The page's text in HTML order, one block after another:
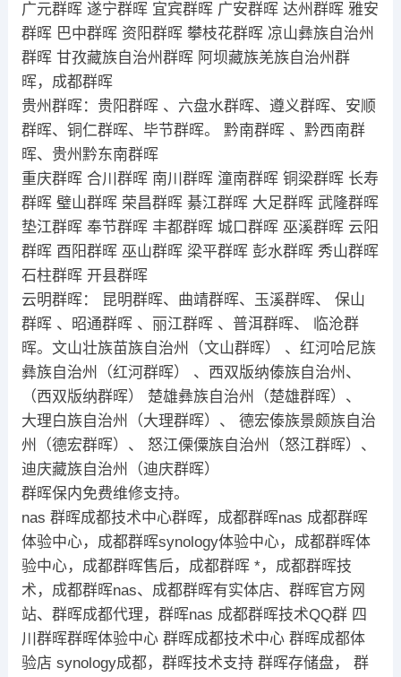
广元群晖 遂宁群晖 宜宾群晖 广安群晖 达州群晖 雅安
群晖 巴中群晖 资阳群晖 攀枝花群晖 凉山彝族自治州
群晖 甘孜藏族自治州群晖 阿坝藏族羌族自治州群
晖，成都群晖
贵州群晖：贵阳群晖 、六盘水群晖、遵义群晖、安顺
群晖、铜仁群晖、毕节群晖。 黔南群晖 、黔西南群
晖、贵州黔东南群晖
重庆群晖 合川群晖 南川群晖 潼南群晖 铜梁群晖 长寿
群晖 璧山群晖 荣昌群晖 綦江群晖 大足群晖 武隆群晖
垫江群晖 奉节群晖 丰都群晖 城口群晖 巫溪群晖 云阳
群晖 酉阳群晖 巫山群晖 梁平群晖 彭水群晖 秀山群晖
石柱群晖 开县群晖
云明群晖： 昆明群晖、曲靖群晖、玉溪群晖、 保山
群晖 、昭通群晖 、丽江群晖 、普洱群晖、 临沧群
晖。文山壮族苗族自治州（文山群晖） 、红河哈尼族
彝族自治州（红河群晖） 、西双版纳傣族自治州、
（西双版纳群晖） 楚雄彝族自治州（楚雄群晖）、
大理白族自治州（大理群晖）、 德宏傣族景颇族自治
州（德宏群晖）、 怒江傈僳族自治州（怒江群晖）、
迪庆藏族自治州（迪庆群晖）
群晖保内免费维修支持。
nas 群晖成都技术中心群晖，成都群晖nas 成都群晖
体验中心，成都群晖synology体验中心，成都群晖体
验中心，成都群晖售后，成都群晖 *，成都群晖技
术，成都群晖nas、成都群晖有实体店、群晖官方网
站、群晖成都代理，群晖nas 成都群晖技术QQ群 四
川群晖群晖体验中心 群晖成都技术中心 群晖成都体
验店 synology成都，群晖技术支持 群晖存储盘， 群